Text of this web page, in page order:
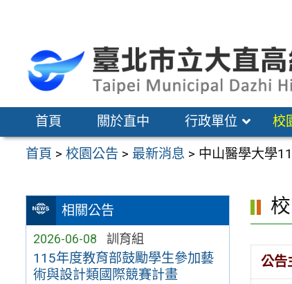
區
首頁 關於直中 行政單位 校
首頁 >校園公告 > 最新消息 > 中山醫學大學
相關公告
2026-06-08 訓育組
115年度教育部鼓勵學生參加藝
術與設計類國際競賽計畫
公告